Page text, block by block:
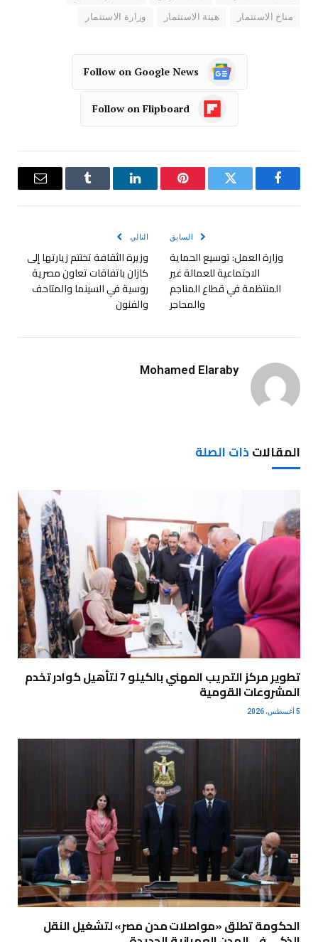
مناخ الاستثمار هيئة الاستثمار وزارة الاستثمار
Follow on Google News
Follow on Flipboard
فيسبوك تويتر بينتيريستلينكدإن Tumblr
البريد
السابق
وزارة العمل: توسيع الحماية
الاجتماعية للعمالة غير
المنتظمة في قطاع المناجم
والمحاجر
التالي
وزيرة الثقافة تختتم زيارتها إلى
كازان باتفاقات تعاون مصرية
روسية في السينما والمتاحف
والفنون
Mohamed Elaraby
المقالاتذات الصلة
تطوير مركز التدريب المهني بالكيلو 7 لتأهيل كوادر تخدم
المشروعات القومية
5 أغسطس، 2026
الحكومة تطلق «مواصلات مدن مصر» لتشغيل النقل